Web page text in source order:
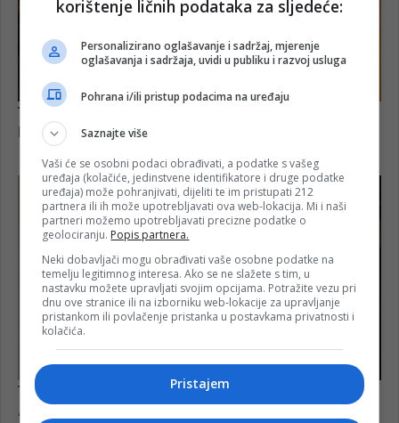
korištenje ličnih podataka za sljedeće:
Personalizirano oglašavanje i sadržaj, mjerenje
oglašavanja i sadržaja, uvidi u publiku i razvoj usluga
Pohrana i/ili pristup podacima na uređaju
Saznajte više
Vaši će se osobni podaci obrađivati, a podatke s vašeg
uređaja (kolačiće, jedinstvene identifikatore i druge podatke
uređaja) može pohranjivati, dijeliti te im pristupati 212
partnera ili ih može upotrebljavati ova web-lokacija. Mi i naši
partneri možemo upotrebljavati precizne podatke o
geolociranju. Popis partnera.
Neki dobavljači mogu obrađivati vaše osobne podatke na
temelju legitimnog interesa. Ako se ne slažete s tim, u
nastavku možete upravljati svojim opcijama. Potražite vezu pri
dnu ove stranice ili na izborniku web-lokacije za upravljanje
pristankom ili povlačenje pristanka u postavkama privatnosti i
kolačića.
Pristajem